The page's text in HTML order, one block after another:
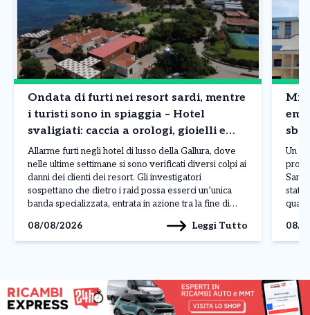
Ondata di furti nei resort sardi, mentre
i turisti sono in spiaggia – Hotel
svaligiati: caccia a orologi, gioielli e
borse
Allarme furti negli hotel di lusso della Gallura, dove
nelle ultime settimane si sono verificati diversi colpi ai
danni dei clienti dei resort. Gli investigatori
sospettano che dietro i raid possa esserci un’unica
banda specializzata, entrata in azione tra la fine di
della costa sarda. L’ultimo […]
08/08/2026 Leggi Tutto
Un
San
stato
delle
08/